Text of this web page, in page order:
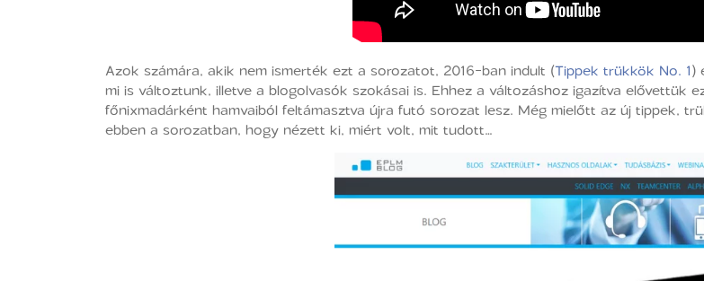
Azok számára, akik nem ismerték ezt a sorozatot, 2016-ban indult (Tippek trükkök No. 1)
mi is változtunk, illetve a blogolvasók szokásai is. Ehhez a változáshoz igazítva
főnixmadárként hamvaiból feltámasztva újra futó sorozat lesz. Még mielőtt az új tippek,
ebben a sorozatban, hogy nézett ki, miért volt, mit tudott…